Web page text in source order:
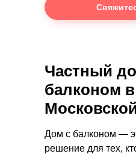
Частный
балконом в
Дом с балконом —
решение для тех,